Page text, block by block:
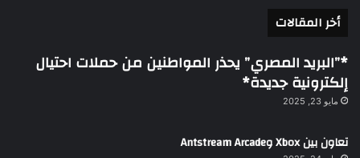
أخر المقالات
*”البريد المصري” يحذر المواطنين من حملات احتيال
إلكترونية جديدة*
مايو 23, 2025
تعاون بين Xbox وAntstream Arcade